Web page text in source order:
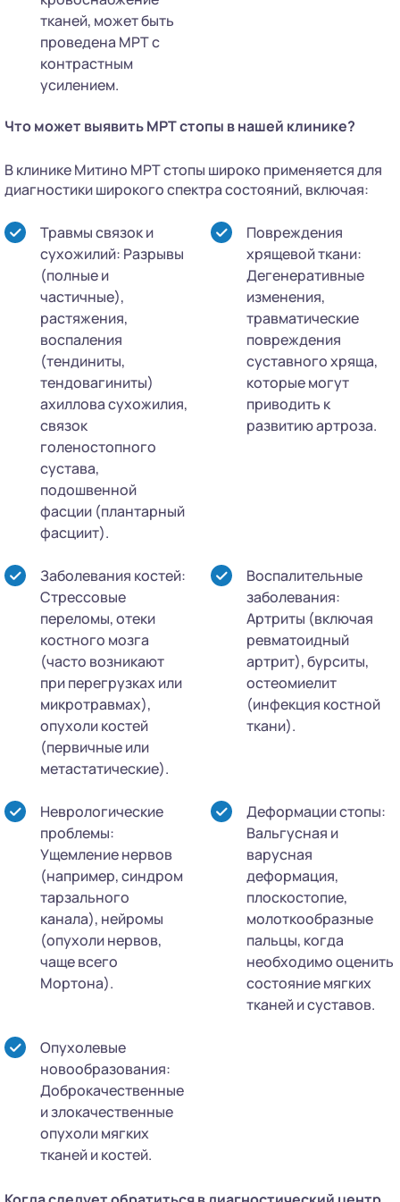
тканей, может быть
проведена МРТ с
контрастным
усилением.
Что может выявить МРТ стопы в нашей клинике?
В клинике Митино МРТ стопы широко применяется для
диагностики широкого спектра состояний, включая:
Травмы связок и
сухожилий: Разрывы
(полные и
частичные),
растяжения,
воспаления
(тендиниты,
тендовагиниты)
ахиллова сухожилия,
связок
голеностопного
сустава,
подошвенной
фасции (плантарный
фасциит).
Повреждения
хрящевой ткани:
Дегенеративные
изменения,
травматические
повреждения
суставного хряща,
которые могут
приводить к
развитию артроза.
Заболевания костей:
Стрессовые
переломы, отеки
костного мозга
(часто возникают
при перегрузках или
микротравмах),
опухоли костей
(первичные или
метастатические).
Воспалительные
заболевания:
Артриты (включая
ревматоидный
артрит), бурситы,
остеомиелит
(инфекция костной
ткани).
Неврологические
проблемы:
Ущемление нервов
(например, синдром
тарзального
канала), нейромы
(опухоли нервов,
чаще всего
Мортона).
Деформации стопы:
Вальгусная и
варусная
деформация,
плоскостопие,
молоткообразные
пальцы, когда
необходимо оценить
состояние мягких
тканей и суставов.
Опухолевые
новообразования:
Доброкачественные
и злокачественные
опухоли мягких
тканей и костей.